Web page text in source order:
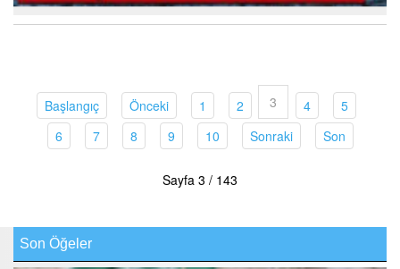
Başlangıç(current)Önceki(current)
1 (current)
2 (current)
3 4(current)
5(current)
6(current)
7(current)
8(current)
9(current)
10(current)Sonraki(current)
Son(current)
Sayfa 3 / 143
Son Öğeler